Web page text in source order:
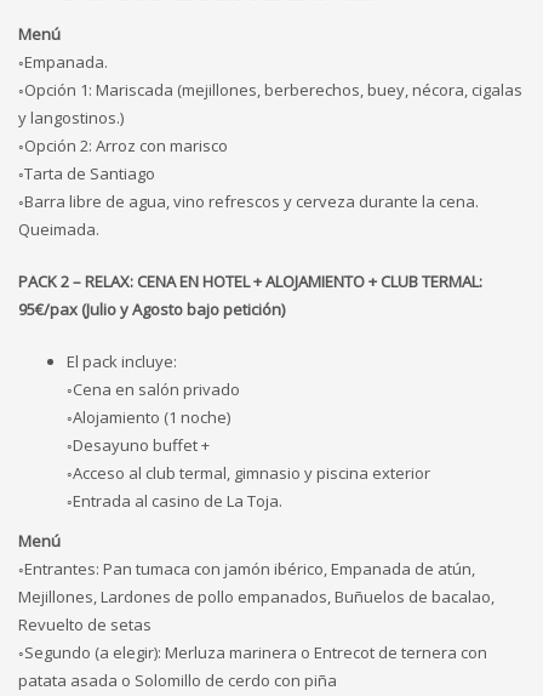
Menú
◦Empanada.
◦Opción 1: Mariscada (mejillones, berberechos, buey, nécora, cigalas
y langostinos.)
◦Opción 2: Arroz con marisco
◦Tarta de Santiago
◦Barra libre de agua, vino refrescos y cerveza durante la cena.
Queimada.
PACK 2 – RELAX: CENA EN HOTEL + ALOJAMIENTO + CLUB TERMAL:
95€/pax (Julio y Agosto bajo petición)
El pack incluye:
◦Cena en salón privado
◦Alojamiento (1 noche)
◦Desayuno buffet +
◦Acceso al club termal, gimnasio y piscina exterior
◦Entrada al casino de La Toja.
Menú
◦Entrantes: Pan tumaca con jamón ibérico, Empanada de atún,
Mejillones, Lardones de pollo empanados, Buñuelos de bacalao,
Revuelto de setas
◦Segundo (a elegir): Merluza marinera o Entrecot de ternera con
patata asada o Solomillo de cerdo con piña